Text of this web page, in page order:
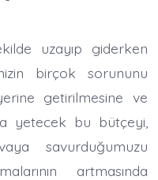
uzayıp giderken
birçok sorununu
getirilmesine ve
yetecek bu bütçeyi,
savurduğumuzu
artmasında